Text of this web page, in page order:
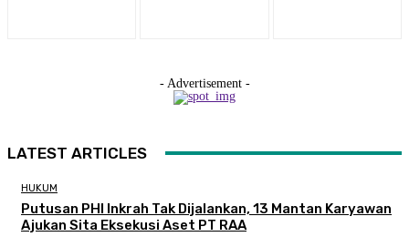
- Advertisement -
LATEST ARTICLES
HUKUM
Putusan PHI Inkrah Tak Dijalankan, 13 Mantan Karyawan
Ajukan Sita Eksekusi Aset PT RAA